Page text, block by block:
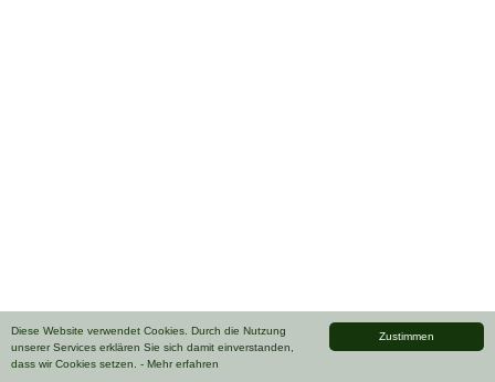
Zustimmen
Diese Website verwendet Cookies. Durch die Nutzung
unserer Services erklären Sie sich damit einverstanden,
dass wir Cookies setzen. - Mehr erfahren